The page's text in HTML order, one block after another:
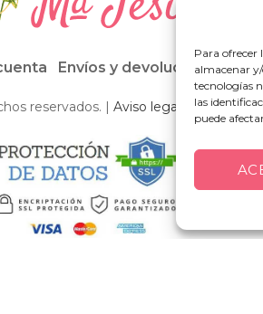
Para ofrecer
almacenar
tecnologías
las
puede
Envíos y devoluciones
reservados. | Aviso legal Política de